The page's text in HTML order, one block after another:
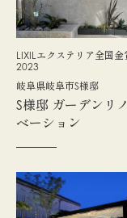
LIXILエクステリア全国金
2023
岐阜県岐阜市S様邸
S様邸 ガーデンリノ
ベーション